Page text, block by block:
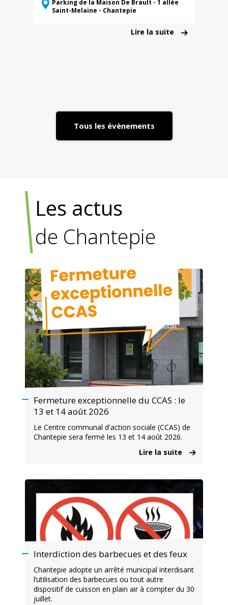
Parking de la Maison De Brault - 1 allée
Saint-Melaine - Chantepie
Lire la suite
Tous les évènements
Les actus
de Chantepie
Fermeture exceptionnelle du CCAS : le
13 et 14 août 2026
Le Centre communal d'action sociale (CCAS) de
Chantepie sera fermé les 13 et 14 août 2026.
Lire la suite
Interdiction des barbecues et des feux
Chantepie adopte un arrêté municipal interdisant
l’utilisation des barbecues ou tout autre
dispositif de cuisson en plain air à compter du 30
juillet.